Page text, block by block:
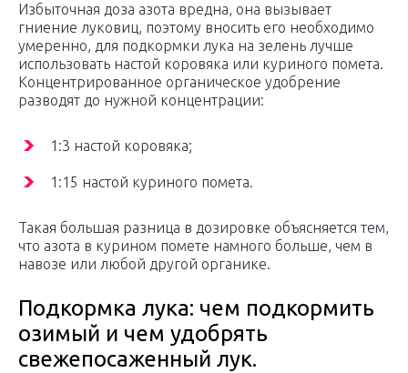
Избыточная доза азота вредна, она вызывает
гниение луковиц, поэтому вносить его необходимо
умеренно, для подкормки лука на зелень лучше
использовать настой коровяка или куриного помета.
Концентрированное органическое удобрение
разводят до нужной концентрации:
1:3 настой коровяка;
1:15 настой куриного помета.
Такая большая разница в дозировке объясняется тем,
что азота в курином помете намного больше, чем в
навозе или любой другой органике.
Подкормка лука: чем подкормить
озимый и чем удобрять
свежепосаженный лук.